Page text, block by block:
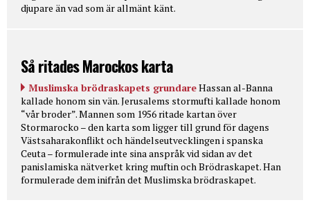
djupare än vad som är allmänt känt.
Så ritades Marockos karta
Muslimska brödraskapets grundareHassan al-Banna
kallade honom sin vän. Jerusalems stormufti kallade honom
“vår broder”. Mannen som 1956 ritade kartan över
Stormarocko – den karta som ligger till grund för dagens
Västsaharakonflikt och händelseutvecklingen i spanska
Ceuta – formulerade inte sina anspråk vid sidan av det
panislamiska nätverket kring muftin och Brödraskapet. Han
formulerade dem inifrån det Muslimska brödraskapet.